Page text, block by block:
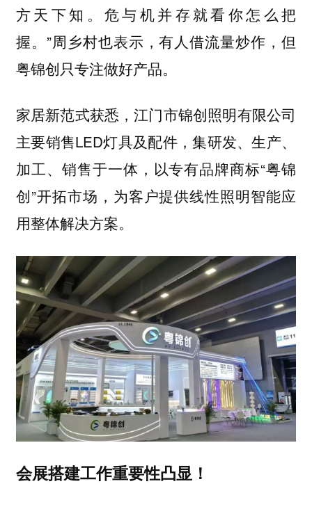
方天下知。危与机并存就看你怎么把
握。”周乡村也表示，有人借流量炒作，但
粤锦创只专注做好产品。
家居新范式获悉，江门市锦创照明有限公司
主要销售LED灯具及配件，集研发、生产、
加工、销售于一体，以专有品牌商标“粤锦
创”开拓市场，为客户提供线性照明智能应
用整体解决方案。
会展搭建工作重要性凸显！